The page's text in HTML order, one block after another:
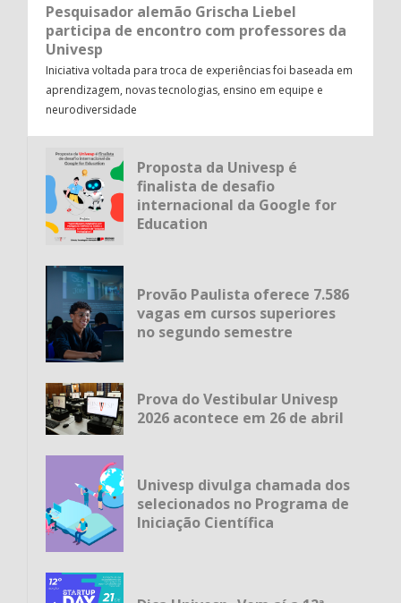
Pesquisador alemão Grischa Liebel
participa de encontro com professores da
Univesp
Iniciativa voltada para troca de experiências foi baseada em
aprendizagem, novas tecnologias, ensino em equipe e
neurodiversidade
Proposta da Univesp é
finalista de desafio
internacional da Google for
Education
Provão Paulista oferece 7.586
vagas em cursos superiores
no segundo semestre
Prova do Vestibular Univesp
2026 acontece em 26 de abril
Univesp divulga chamada dos
selecionados no Programa de
Iniciação Científica